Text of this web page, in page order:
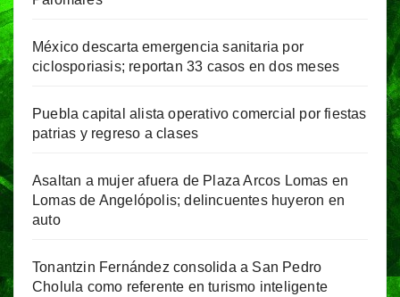
México descarta emergencia sanitaria por
ciclosporiasis; reportan 33 casos en dos meses
Puebla capital alista operativo comercial por fiestas
patrias y regreso a clases
Asaltan a mujer afuera de Plaza Arcos Lomas en
Lomas de Angelópolis; delincuentes huyeron en
auto
Tonantzin Fernández consolida a San Pedro
Cholula como referente en turismo inteligente